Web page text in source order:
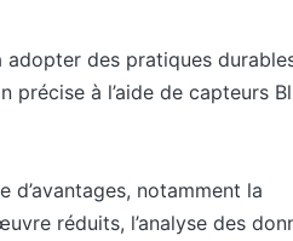
des pratiques
précise à l’aide de capteurs
d’avantages, notamment la
réduits, l’analyse des